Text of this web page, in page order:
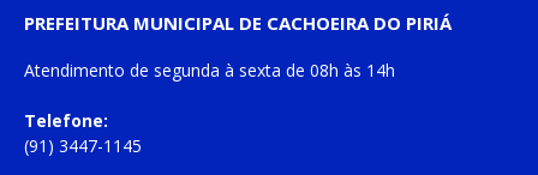
PREFEITURA MUNICIPAL DE CACHOEIRA DO PIRIÁ
Atendimento de segunda à sexta de 08h às 14h
Telefone:
(91) 3447-1145